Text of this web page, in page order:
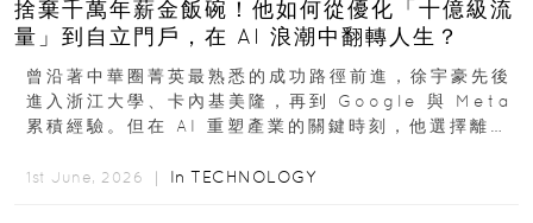
捨棄千萬年薪金飯碗！他如何從優化「十億級流
量」到自立門戶，在 AI 浪潮中翻轉人生？
曾沿著中華圈菁英最熟悉的成功路徑前進，徐宇豪先後
進入浙江大學、卡內基美隆，再到 Google 與 Meta
累積經驗。但在 AI 重塑產業的關鍵時刻，他選擇離開
1st June, 2026 ｜ In TECHNOLOGY